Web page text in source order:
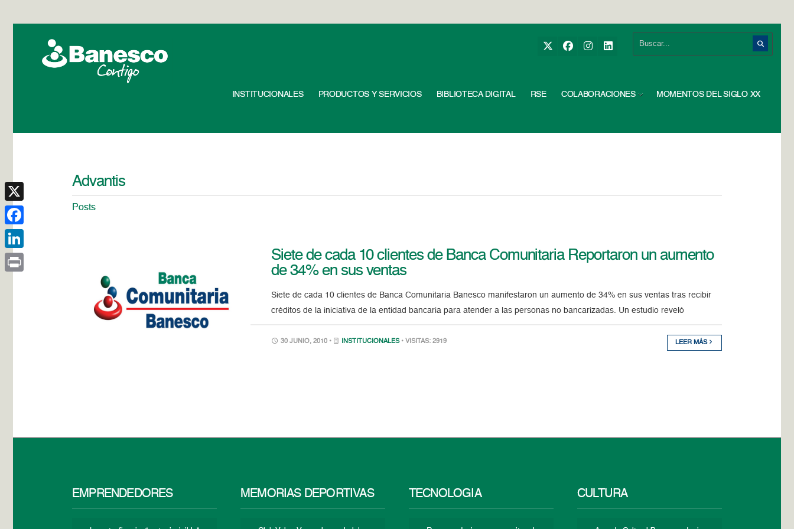
INSTITUCIONALES PRODUCTOS Y SERVICIOS BIBLIOTECA DIGITAL RSE COLABORACIONES MOMENTOS DEL SIGLO XX
Advantis
Posts
Siete de cada 10 clientes de Banca Comunitaria Reportaron un aumento
de 34% en sus ventas
Siete de cada 10 clientes de Banca Comunitaria Banesco manifestaron un aumento de 34% en sus ventas tras recibir
créditos de la iniciativa de la entidad bancaria para atender a las personas no bancarizadas. Un estudio reveló
30 JUNIO, 2010 • INSTITUCIONALES • VISITAS: 2919 LEER MÁS
EMPRENDEDORES MEMORIAS DEPORTIVAS TECNOLOGÍA CULTURA
X
Facebook
LinkedIn